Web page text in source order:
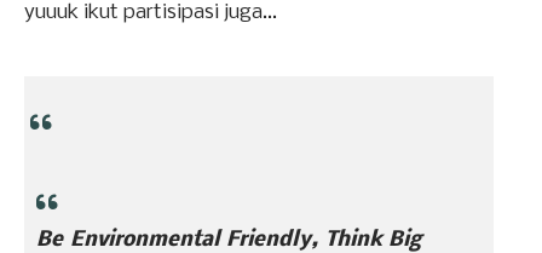
yuuuk ikut partisipasi juga...
Be Environmental Friendly, Think Big